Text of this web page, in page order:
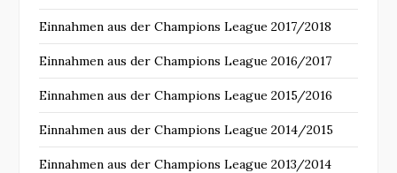
Einnahmen aus der Champions League 2017/2018
Einnahmen aus der Champions League 2016/2017
Einnahmen aus der Champions League 2015/2016
Einnahmen aus der Champions League 2014/2015
Einnahmen aus der Champions League 2013/2014